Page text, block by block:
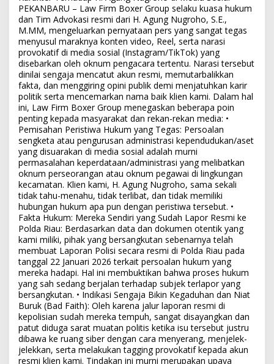
PEKANBARU – Law Firm Boxer Group selaku kuasa hukum
dan Tim Advokasi resmi dari H. Agung Nugroho, S.E.,
M.MM, mengeluarkan pernyataan pers yang sangat tegas
menyusul maraknya konten video, Reel, serta narasi
provokatif di media sosial (Instagram/TikTok) yang
disebarkan oleh oknum pengacara tertentu. Narasi tersebut
dinilai sengaja mencatut akun resmi, memutarbalikkan
fakta, dan menggiring opini publik demi menjatuhkan karir
politik serta mencemarkan nama baik klien kami. Dalam hal
ini, Law Firm Boxer Group menegaskan beberapa poin
penting kepada masyarakat dan rekan-rekan media: •
Pemisahan Peristiwa Hukum yang Tegas: Persoalan
sengketa atau pengurusan administrasi kependudukan/aset
yang disuarakan di media sosial adalah murni
permasalahan keperdataan/administrasi yang melibatkan
oknum perseorangan atau oknum pegawai di lingkungan
kecamatan. Klien kami, H. Agung Nugroho, sama sekali
tidak tahu-menahu, tidak terlibat, dan tidak memiliki
hubungan hukum apa pun dengan peristiwa tersebut. •
Fakta Hukum: Mereka Sendiri yang Sudah Lapor Resmi ke
Polda Riau: Berdasarkan data dan dokumen otentik yang
kami miliki, pihak yang bersangkutan sebenarnya telah
membuat Laporan Polisi secara resmi di Polda Riau pada
tanggal 22 Januari 2026 terkait persoalan hukum yang
mereka hadapi. Hal ini membuktikan bahwa proses hukum
yang sah sedang berjalan terhadap subjek terlapor yang
bersangkutan. • Indikasi Sengaja Bikin Kegaduhan dan Niat
Buruk (Bad Faith): Oleh karena jalur laporan resmi di
kepolisian sudah mereka tempuh, sangat disayangkan dan
patut diduga sarat muatan politis ketika isu tersebut justru
dibawa ke ruang siber dengan cara menyerang, menjelek-
jelekkan, serta melakukan tagging provokatif kepada akun
resmi klien kami. Tindakan ini murni merupakan upaya